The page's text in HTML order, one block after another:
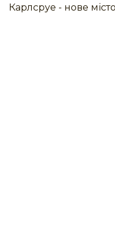
Карлсруе - нове